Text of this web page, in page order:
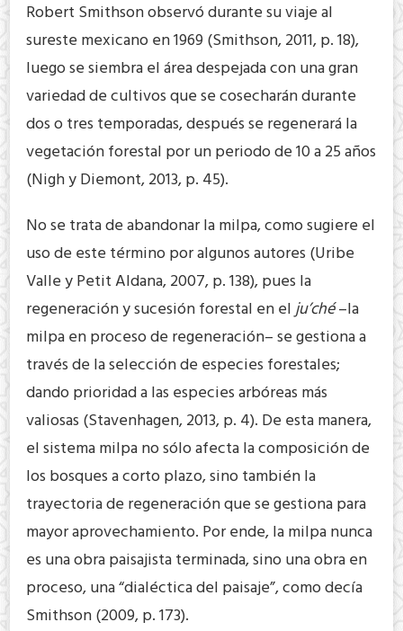
Robert Smithson observó durante su viaje al
sureste mexicano en 1969 (Smithson, 2011, p. 18),
luego se siembra el área despejada con una gran
variedad de cultivos que se cosecharán durante
dos o tres temporadas, después se regenerará la
vegetación forestal por un periodo de 10 a 25 años
(Nigh y Diemont, 2013, p. 45).
No se trata de abandonar la milpa, como sugiere el
uso de este término por algunos autores (Uribe
Valle y Petit Aldana, 2007, p. 138), pues la
regeneración y sucesión forestal en elju’ché–la
milpa en proceso de regeneración– se gestiona a
través de la selección de especies forestales;
dando prioridad a las especies arbóreas más
valiosas (Stavenhagen, 2013, p. 4). De esta manera,
el sistema milpa no sólo afecta la composición de
los bosques a corto plazo, sino también la
trayectoria de regeneración que se gestiona para
mayor aprovechamiento. Por ende, la milpa nunca
es una obra paisajista terminada, sino una obra en
proceso, una “dialéctica del paisaje”, como decía
Smithson (2009, p. 173).